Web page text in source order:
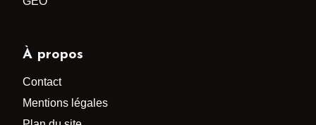
À propos
Contact
Mentions légales